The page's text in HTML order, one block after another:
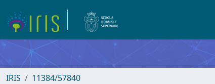
IRIS 11384/57840